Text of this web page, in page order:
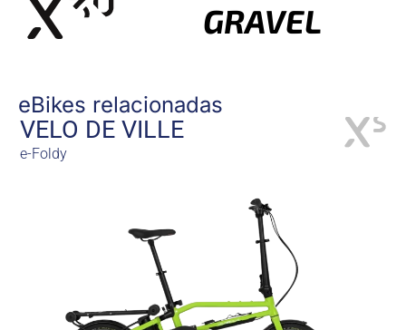
GRAVEL
eBikes relacionadas
VELO DE VILLE
e-Foldy